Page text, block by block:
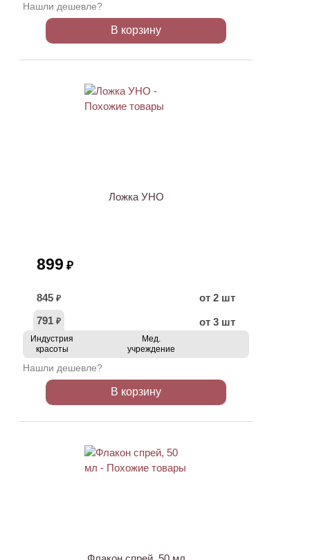
Нашли дешевле?
В корзину
Ложка УНО
899 ₽
845 ₽
от 2 шт
791 ₽ от 3 шт
Индустрия
красоты
Мед.
учреждение
Нашли дешевле?
В корзину